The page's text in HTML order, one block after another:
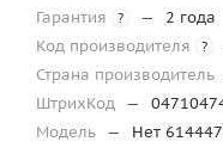
Гарантия
? —
2 года
Код производителя
?
Страна производитель
ШтрихКод —
Модель — Нет